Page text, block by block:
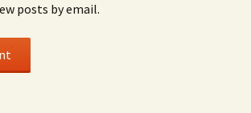
posts by email.